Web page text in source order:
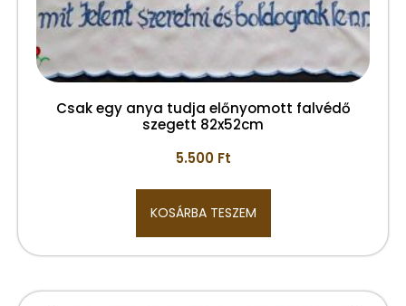
Csak egy anya tudja előnyomott falvédő
szegett 82x52cm
5.500 Ft
KOSÁRBA TESZEM